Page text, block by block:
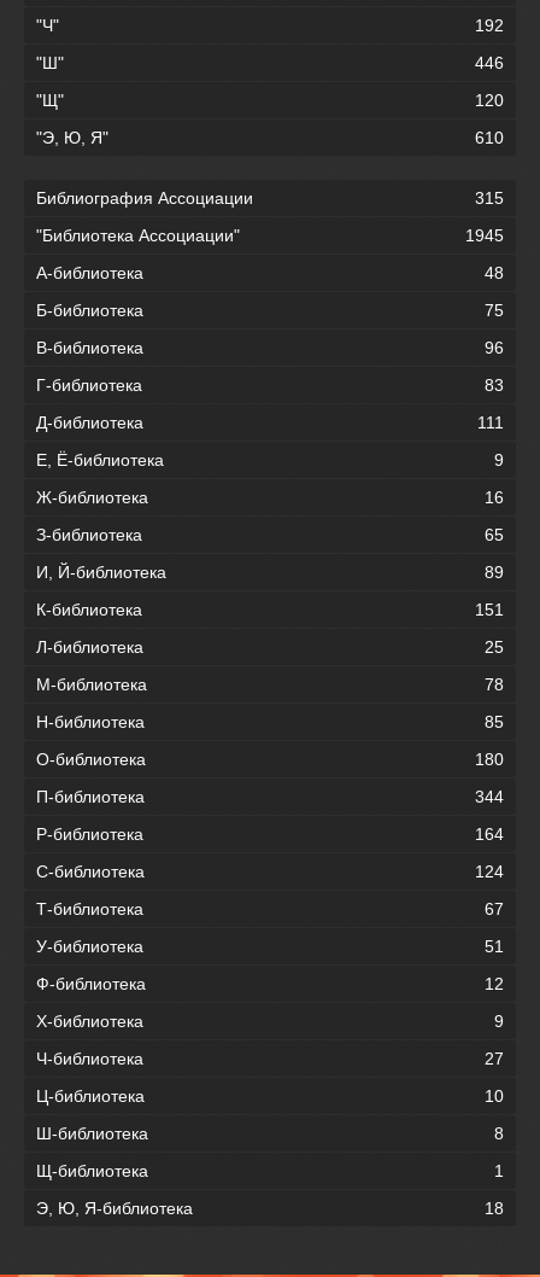
"Ч"
192
"Ш"
446
"Щ"
120
"Э, Ю, Я"
610
Библиография Ассоциации
315
"Библиотека Ассоциации"
1945
А-библиотека
48
Б-библиотека
75
В-библиотека
96
Г-библиотека
83
Д-библиотека
111
Е, Ё-библиотека
9
Ж-библиотека
16
З-библиотека
65
И, Й-библиотека
89
К-библиотека
151
Л-библиотека
25
М-библиотека
78
Н-библиотека
85
О-библиотека
180
П-библиотека
344
Р-библиотека
164
С-библиотека
124
Т-библиотека
67
У-библиотека
51
Ф-библиотека
12
Х-библиотека
9
Ч-библиотека
27
Ц-библиотека
10
Ш-библиотека
8
Щ-библиотека
1
Э, Ю, Я-библиотека
18